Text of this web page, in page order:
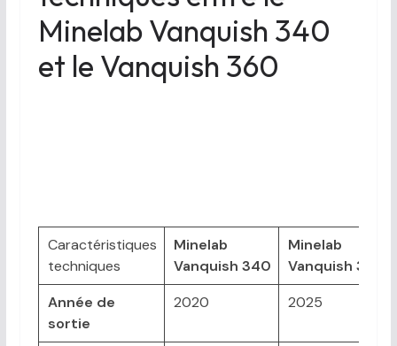
Minelab Vanquish 340
et le Vanquish 360
Caractéristiques
techniques
Minelab
Vanquish 340
Minelab
Vanquish 360
Année de
sortie
2020 2025